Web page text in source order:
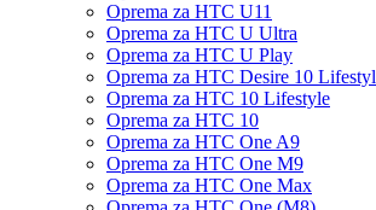
Oprema za HTC U11
Oprema za HTC U Ultra
Oprema za HTC U Play
Oprema za HTC Desire 10
Oprema za HTC 10 Lifestyle
Oprema za HTC 10
Oprema za HTC One A9
Oprema za HTC One M9
Oprema za HTC One Max